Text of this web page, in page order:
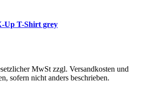
Up T-Shirt grey
MwSt zzgl. Versandkosten und
sofern nicht anders beschrieben.